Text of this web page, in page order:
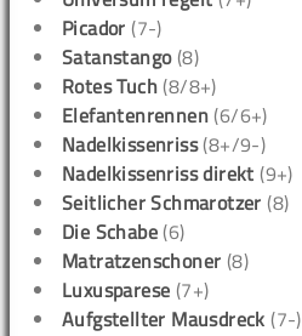
Picador (7-)
Satanstango(8)
Rotes Tuch (8/8+)
Elefantenrennen (6/6+)
Nadelkissenriss(8+/9-)
Nadelkissenriss direkt (9+)
Seitlicher Schmarotzer (8)
Die Schabe (6)
Matratzenschoner (8)
Luxusparese (7+)
Aufgstellter Mausdreck (7-)